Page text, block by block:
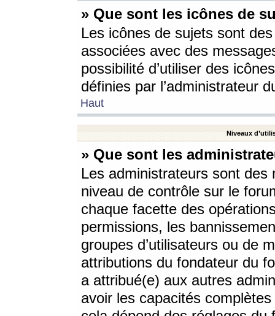
» Que sont les icônes de
Les icônes de sujets sont
associées avec des
possibilité d’utiliser des
définies par l’administrateur
Haut
Niveaux
» Que sont les
Les administrateurs sont
niveau de contrôle sur le
chaque facette des
permissions, les
groupes d’utilisateurs ou de
attributions du fondateur du
a attribué(e) aux autres
avoir les capacités